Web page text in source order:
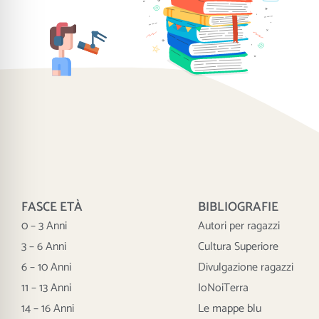
FASCE ETÀ
0 – 3 Anni
3 – 6 Anni
6 – 10 Anni
11 – 13 Anni
14 – 16 Anni
BIBLIOGRAFIE
Autori per ragazzi
Cultura Superiore
Divulgazione ragazzi
IoNoiTerra
Le mappe blu